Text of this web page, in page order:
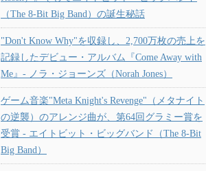
（The 8-Bit Big Band）の誕生秘話
"Don't Know Why"を収録し、2,700万枚の売上を
記録したデビュー・アルバム『Come Away with
Me』- ノラ・ジョーンズ（Norah Jones）
ゲーム音楽"Meta Knight's Revenge"（メタナイト
の逆襲）のアレンジ曲が、第64回グラミー賞を
受賞 - エイトビット・ビッグバンド（The 8-Bit
Big Band）